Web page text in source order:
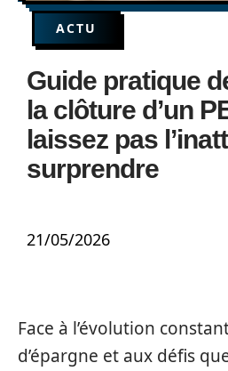
ACTU
Guide pratique
la clôture d’un
laissez pas
surprendre
21/05/2026
Face à l’évolution
d’épargne et aux défis